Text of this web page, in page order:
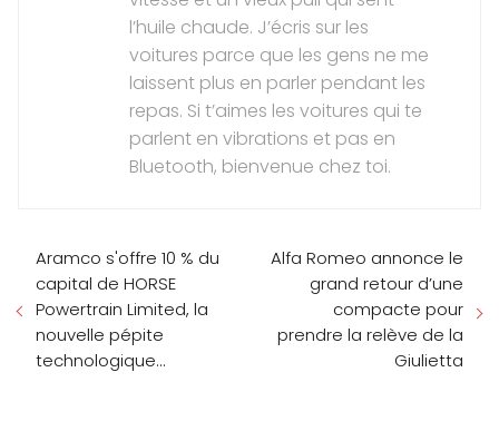
l’huile chaude. J’écris sur les
voitures parce que les gens ne me
laissent plus en parler pendant les
repas. Si t’aimes les voitures qui te
parlent en vibrations et pas en
Bluetooth, bienvenue chez toi.
Aramco s'offre 10 % du
capital de HORSE
Powertrain Limited, la
nouvelle pépite
technologique...
Alfa Romeo annonce le
grand retour d’une
compacte pour
prendre la relève de la
Giulietta